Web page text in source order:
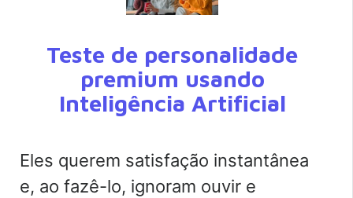
Teste de personalidade
premium usando
Inteligência Artificial
Eles querem satisfação instantânea
e, ao fazê-lo, ignoram ouvir e